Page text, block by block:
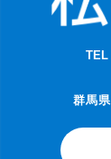
TEL
群馬